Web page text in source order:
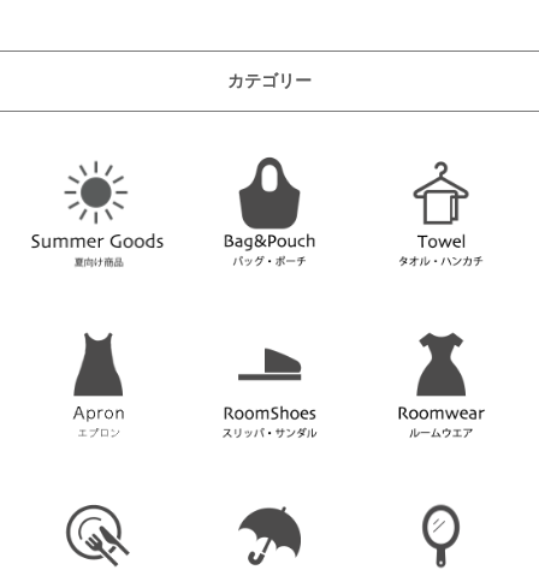
カテゴリー